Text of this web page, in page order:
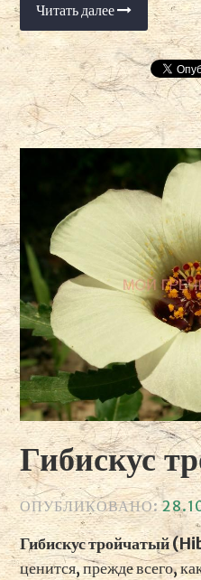
Читать далее
цепкий
—
лечебные
свойства
и
Гибискус
ОПУБЛИКОВАНО:
Гибискус тройчатый
ценится, прежде всего,